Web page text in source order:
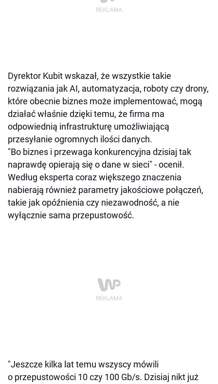
Dyrektor Kubit wskazał, że wszystkie takie
rozwiązania jak AI, automatyzacja, roboty czy drony,
które obecnie biznes może implementować, mogą
działać właśnie dzięki temu, że firma ma
odpowiednią infrastrukturę umożliwiającą
przesyłanie ogromnych ilości danych.
"Bo biznes i przewaga konkurencyjna dzisiaj tak
naprawdę opierają się o dane w sieci" - ocenił.
Według eksperta coraz większego znaczenia
nabierają również parametry jakościowe połączeń,
takie jak opóźnienia czy niezawodność, a nie
wyłącznie sama przepustowość.
"Jeszcze kilka lat temu wszyscy mówili
o przepustowości 10 czy 100 Gb/s. Dzisiaj nikt już